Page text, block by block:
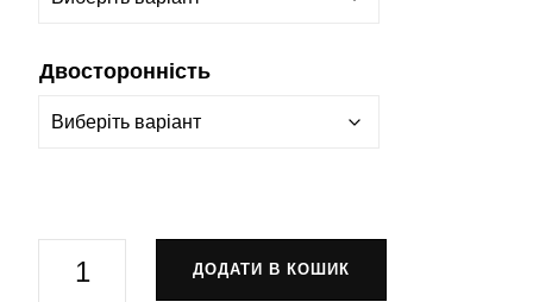
Двосторонність
160-
ДОДАТИ В КОШИК